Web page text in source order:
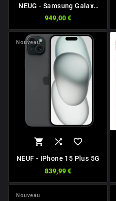
NEUG - Samsung Galaxy
949,00 €
Nouveau
  
NEUF - IPhone 15 Plus 5G
839,99 €
Nouveau